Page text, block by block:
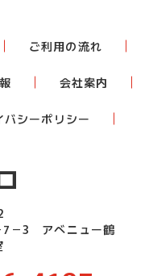
ご利用の流れ
会社案内
バシーポリシー
7－3 アべニュー鶴